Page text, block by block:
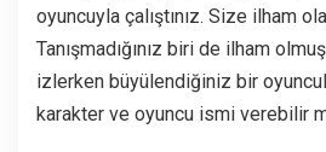
oyuncuyla çalıştınız. Size ilham
Tanışmadığınız biri de ilham
izlerken büyülendiğiniz bir
karakter ve oyuncu ismi verebilir